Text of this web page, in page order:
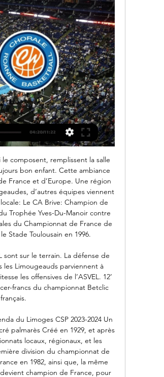
composent, remplissent la salle
bon enfant. Cette ambiance
France et d’Europe. Une région
d’autres équipes viennent
Le CA Brive: Champion de
Trophée Yves-Du-Manoir contre
du Championnat de France de
Stade Toulousain en 1996.
sont sur le terrain. La défense de
les Limougeauds parviennent à
les offensives de l’ASVEL. 12’
francs du championnat Betclic
du Limoges CSP 2023-2024 Un
palmarès Créé en 1929, et après
locaux, régionaux, et les
division du championnat de
en 1982, ainsi que, la même
champion de France, pour